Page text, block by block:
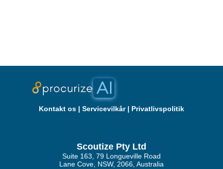
Kontakt os | Servicevilkår| Privatlivspolitik
Scoutize Pty Ltd
Suite 163, 79 Longueville Road
Lane Cove, NSW, 2066, Australia